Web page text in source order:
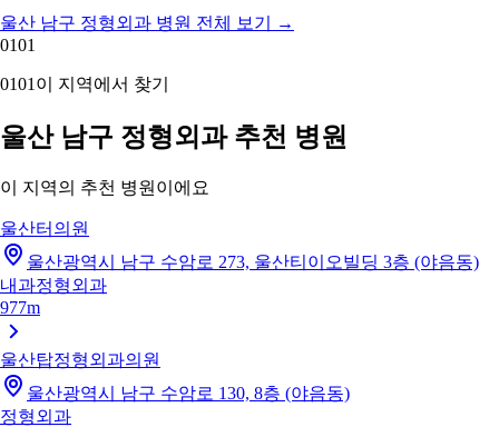
울산 남구 정형외과 병원 전체 보기
→
0101
0101 이 지역에서 찾기
울산 남구 정형외과 추천 병원
이 지역의 추천 병원이에요
울산터의원
울산광역시 남구 수암로 273, 울산티이오빌딩 3층 (야음동)
내과정형외과
977m
울산탑정형외과의원
울산광역시 남구 수암로 130, 8층 (야음동)
정형외과